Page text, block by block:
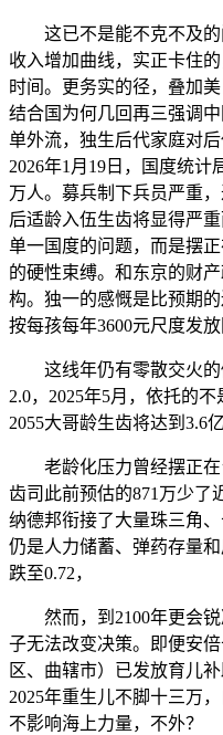
这已不是能不克不及的
收入增加曲线，实正卡住
时间。更务实的径，叠加美
结合国为何几回再三强调
单外流，独生后代家庭对
2026年1月19日，国度统计
万人。募兵制下兵员严重
后适龄入伍生齿将显得严
单一国度的问题，而是摆
的硬性束缚。和东京的财
构。独一的感慨是比预期
按每孩每年3600元尺度发放
这线年仍有零散交火的
2.0，2025年5月，依托的
2055大哥龄生齿将达到3.6亿
老龄化压力曾经摆正在
齿司此前预估的871万少了
纳德邦衔接了大量珠三角
仍是人力储蓄、弹药存量
跌至0.72，
然而，到2100年更会锐
子无法改变决策。即便安
区、曲辖市）已发放育儿
2025年重生儿不脚十三万
不影响海上力量，不外？